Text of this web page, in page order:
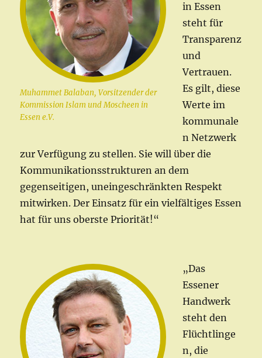
Muhammet Balaban, Vorsitzender der
Kommission Islam und Moscheen in
Essen e.V.
in Essen
steht für
Transparenz
und
Vertrauen.
Es gilt, diese
Werte im
kommunale
n Netzwerk
zur Verfügung zu stellen. Sie will über die
Kommunikationsstrukturen an dem
gegenseitigen, uneingeschränkten Respekt
mitwirken. Der Einsatz für ein vielfältiges Essen
hat für uns oberste Priorität!“
„Das
Essener
Handwerk
steht den
Flüchtlinge
n, die